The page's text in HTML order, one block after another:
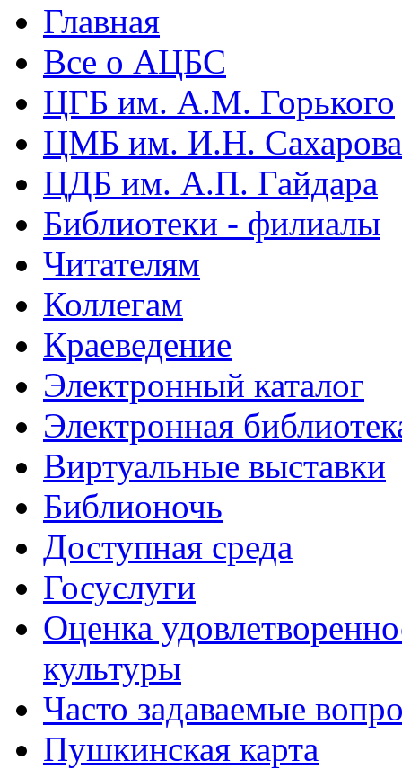
Главная
Все о АЦБС
ЦГБ им. А.М. Горького
ЦМБ им. И.Н. Сахарова
ЦДБ им. А.П. Гайдара
Библиотеки - филиалы
Читателям
Коллегам
Краеведение
Электронный каталог
Электронная
Виртуальные выставки
Библионочь
Доступная среда
Госуслуги
Оценка
культуры
Часто задаваемые
Пушкинская карта